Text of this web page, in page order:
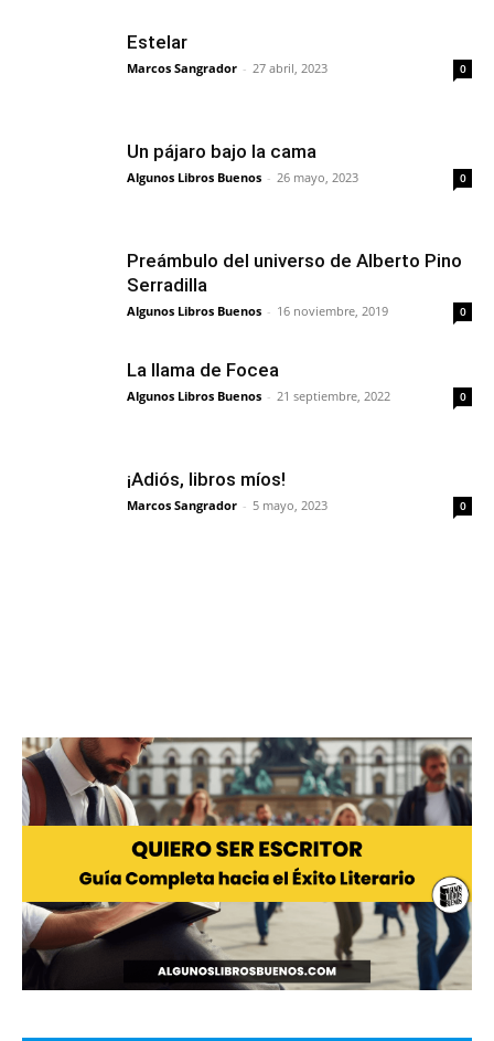
Estelar
Marcos Sangrador - 27 abril, 2023 0
Un pájaro bajo la cama
Algunos Libros Buenos - 26 mayo, 2023 0
Preámbulo del universo de Alberto Pino
Serradilla
Algunos Libros Buenos - 16 noviembre, 2019 0
La llama de Focea
Algunos Libros Buenos - 21 septiembre, 2022 0
¡Adiós, libros míos!
Marcos Sangrador - 5 mayo, 2023 0